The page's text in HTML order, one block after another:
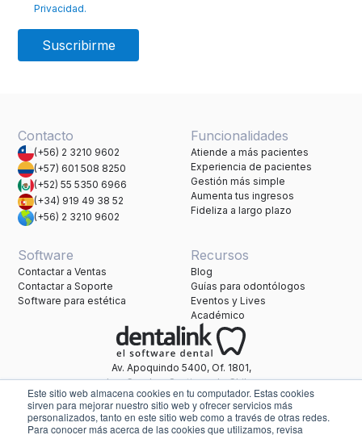
Este sitio web almacena cookies en tu computador. Estas cookies
sirven para mejorar nuestro sitio web y ofrecer servicios más
personalizados, tanto en este sitio web como a través de otras redes.
Para conocer más acerca de las cookies que utilizamos, revisa
Privacidad.
Av. Apoquindo 5400, Of. 1801,
Las Condes, Santiago de Chile.
Una marca de Healthatom.
Contacto
(+56) 2 3210 9602
(+57) 601 508 8250
(+52) 55 5350 6966
(+34) 919 49 38 52
(+56) 2 3210 9602
Funcionalidades
Atiende a más pacientes
Experiencia de pacientes
Gestión más simple
Aumenta tus ingresos
Fideliza a largo plazo
Software
Contactar a Ventas
Contactar a Soporte
Software para estética
Recursos
Blog
Guías para odontólogos
Eventos y Lives
Académico